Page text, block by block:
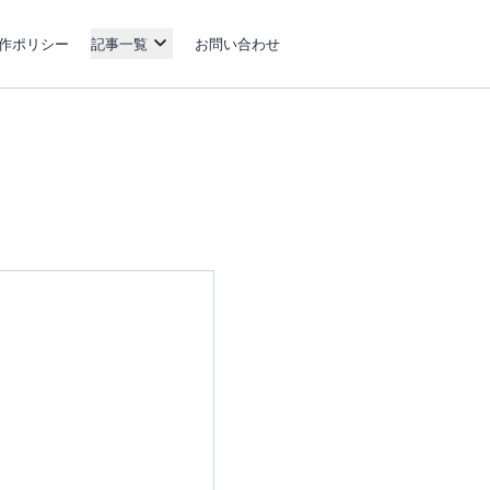
ポリシー 記事一覧 お問い合わせ